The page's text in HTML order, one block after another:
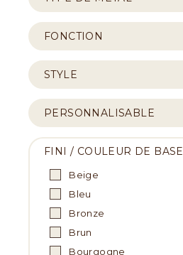
FONCTION
STYLE
PERSONNALISABLE
FINI / COULEUR DE BASE
Beige
Bleu
Bronze
Brun
Bourgogne